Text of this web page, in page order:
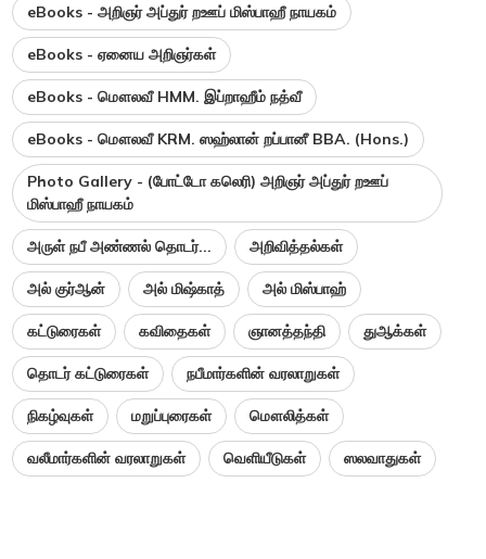
eBooks - அறிஞர் அப்துர் றஊப் மிஸ்பாஹீ நாயகம்
eBooks - ஏனைய அறிஞர்கள்
eBooks - மௌலவீ HMM. இப்றாஹீம் நத்வீ
eBooks - மௌலவீ KRM. ஸஹ்லான் றப்பானீ BBA. (Hons.)
Photo Gallery - (போட்டோ கலெரி) அறிஞர் அப்துர் றஊப்
மிஸ்பாஹீ நாயகம்
அருள் நபீ அண்ணல் தொடர்... அறிவித்தல்கள்
அல் குர்ஆன் அல் மிஷ்காத் அல் மிஸ்பாஹ்
கட்டுரைகள் கவிதைகள் ஞானத்தந்தி துஆக்கள்
தொடர் கட்டுரைகள் நபீமார்களின் வரலாறுகள்
நிகழ்வுகள் மறுப்புரைகள் மௌலித்கள்
வலீமார்களின் வரலாறுகள் வெளியீடுகள் ஸலவாதுகள்